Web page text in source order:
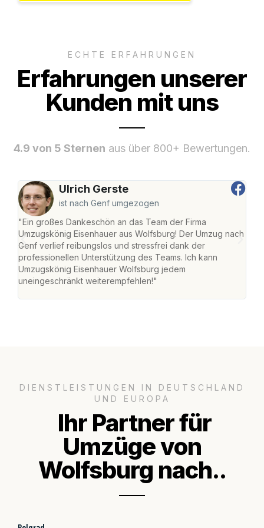
ECHTE ERFAHRUNGEN
Erfahrungen unserer
Kunden mit uns
4.9 von 5 Sternen aus über 800+ Bewertungen.
Ulrich Gerste
ist nach Genf umgezogen
"Ein großes Dankeschön an das Team der Firma
Umzugskönig Eisenhauer aus Wolfsburg! Der Umzug nach
Genf verlief reibungslos und stressfrei dank der
professionellen Unterstützung des Teams. Ich kann
Umzugskönig Eisenhauer Wolfsburg jedem
uneingeschränkt weiterempfehlen!"
DIENSTLEISTUNGEN IN DEUTSCHLAND
UND EUROPA
Ihr Partner für
Umzüge von
Wolfsburg nach..